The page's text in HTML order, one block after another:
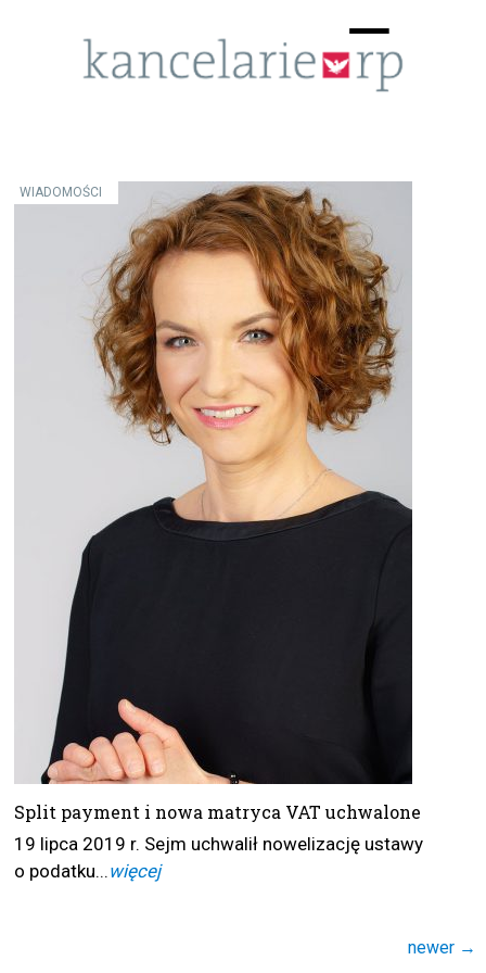
☰
WIADOMOŚCI
Split payment i nowa matryca VAT uchwalone
19 lipca 2019 r. Sejm uchwalił nowelizację ustawy
o podatku...więcej
newer →